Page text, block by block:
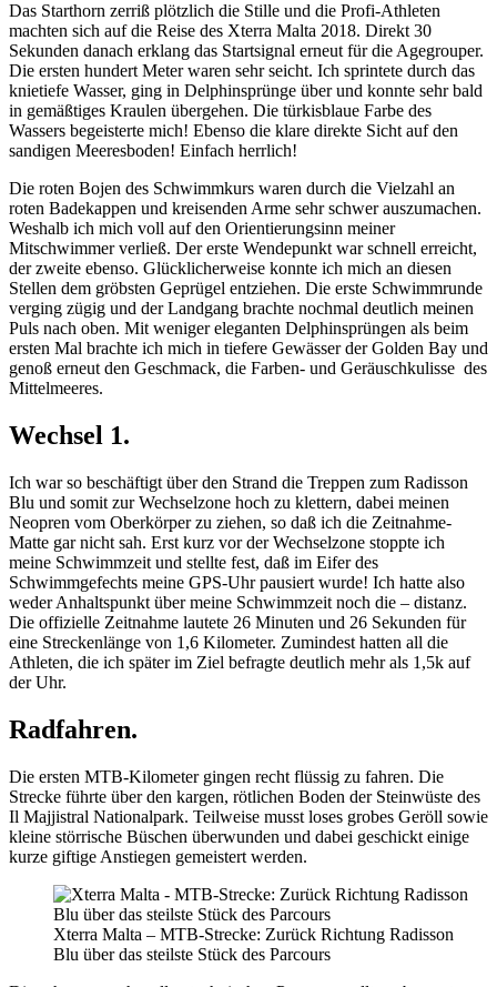
Das Starthorn zerriß plötzlich die Stille und die Profi-Athleten
machten sich auf die Reise des Xterra Malta 2018. Direkt 30
Sekunden danach erklang das Startsignal erneut für die Agegrouper.
Die ersten hundert Meter waren sehr seicht. Ich sprintete durch das
knietiefe Wasser, ging in Delphinsprünge über und konnte sehr bald
in gemäßtiges Kraulen übergehen. Die türkisblaue Farbe des
Wassers begeisterte mich! Ebenso die klare direkte Sicht auf den
sandigen Meeresboden! Einfach herrlich!
Die roten Bojen des Schwimmkurs waren durch die Vielzahl an
roten Badekappen und kreisenden Arme sehr schwer auszumachen.
Weshalb ich mich voll auf den Orientierungsinn meiner
Mitschwimmer verließ. Der erste Wendepunkt war schnell erreicht,
der zweite ebenso. Glücklicherweise konnte ich mich an diesen
Stellen dem gröbsten Geprügel entziehen. Die erste Schwimmrunde
verging zügig und der Landgang brachte nochmal deutlich meinen
Puls nach oben. Mit weniger eleganten Delphinsprüngen als beim
ersten Mal brachte ich mich in tiefere Gewässer der Golden Bay und
genoß erneut den Geschmack, die Farben- und Geräuschkulisse des
Mittelmeeres.
Wechsel 1.
Ich war so beschäftigt über den Strand die Treppen zum Radisson
Blu und somit zur Wechselzone hoch zu klettern, dabei meinen
Neopren vom Oberkörper zu ziehen, so daß ich die Zeitnahme-
Matte gar nicht sah. Erst kurz vor der Wechselzone stoppte ich
meine Schwimmzeit und stellte fest, daß im Eifer des
Schwimmgefechts meine GPS-Uhr pausiert wurde! Ich hatte also
weder Anhaltspunkt über meine Schwimmzeit noch die – distanz.
Die offizielle Zeitnahme lautete 26 Minuten und 26 Sekunden für
eine Streckenlänge von 1,6 Kilometer. Zumindest hatten all die
Athleten, die ich später im Ziel befragte deutlich mehr als 1,5k auf
der Uhr.
Radfahren.
Die ersten MTB-Kilometer gingen recht flüssig zu fahren. Die
Strecke führte über den kargen, rötlichen Boden der Steinwüste des
Il Majjistral Nationalpark. Teilweise musst loses grobes Geröll sowie
kleine störrische Büschen überwunden und dabei geschickt einige
kurze giftige Anstiegen gemeistert werden.
Xterra Malta – MTB-Strecke: Zurück Richtung Radisson
Blu über das steilste Stück des Parcours